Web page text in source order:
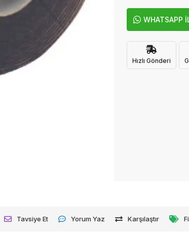
WHATSAPP
Hızlı Gönderi
Tavsiye Et Yorum Yaz Karşılaştır